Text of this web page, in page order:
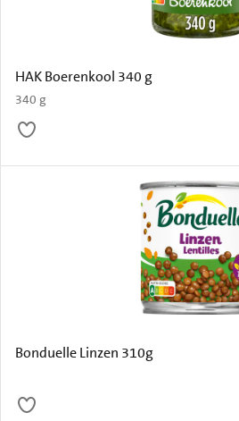
HAK Boerenkool 340 g
340 g
Bonduelle Linzen 310g